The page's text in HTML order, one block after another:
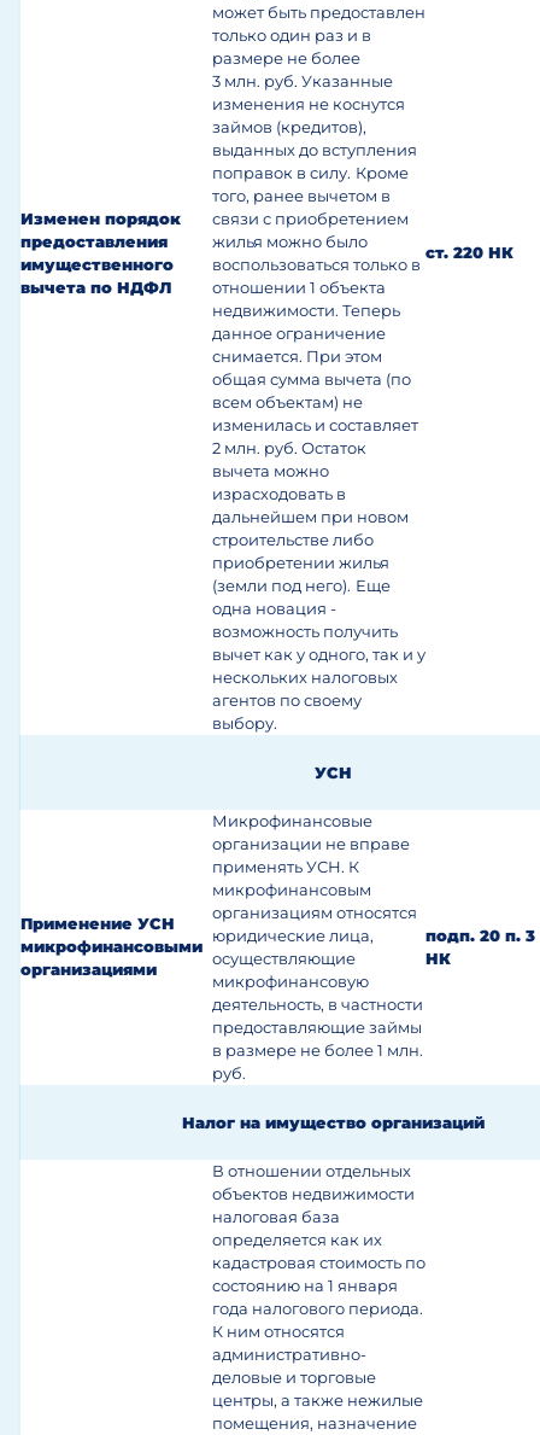
Изменен порядок
предоставления
имущественного
вычета по НДФЛ
может быть предоставлен
только один раз и в
размере не более
3 млн. руб. Указанные
изменения не коснутся
займов (кредитов),
выданных до вступления
поправок в силу. Кроме
того, ранее вычетом в
связи с приобретением
жилья можно было
воспользоваться только в
отношении 1 объекта
недвижимости. Теперь
данное ограничение
снимается. При этом
общая сумма вычета (по
всем объектам) не
изменилась и составляет
2 млн. руб. Остаток
вычета можно
израсходовать в
дальнейшем при новом
строительстве либо
приобретении жилья
(земли под него). Еще
одна новация -
возможность получить
вычет как у одного, так и у
нескольких налоговых
агентов по своему
выбору.
ст. 220 НК
УСН
Применение УСН
микрофинансовыми
организациями
Микрофинансовые
организации не вправе
применять УСН. К
микрофинансовым
организациям относятся
юридические лица,
осуществляющие
микрофинансовую
деятельность, в частности
предоставляющие займы
в размере не более 1 млн.
руб.
подп. 20 п. 3
НК
Налог на имущество организаций
В отношении отдельных
объектов недвижимости
налоговая база
определяется как их
кадастровая стоимость по
состоянию на 1 января
года налогового периода.
К ним относятся
административно-
деловые и торговые
центры, а также нежилые
помещения, назначение